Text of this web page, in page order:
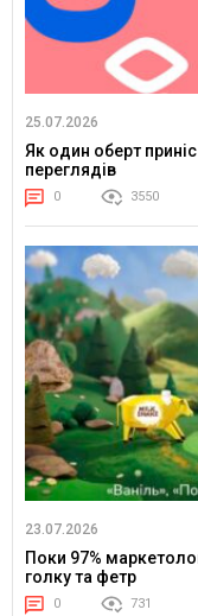
25.07.2026
Як один оберт
переглядів
0 3550
23.07.2026
Поки 97%
голку та фетр
0 731